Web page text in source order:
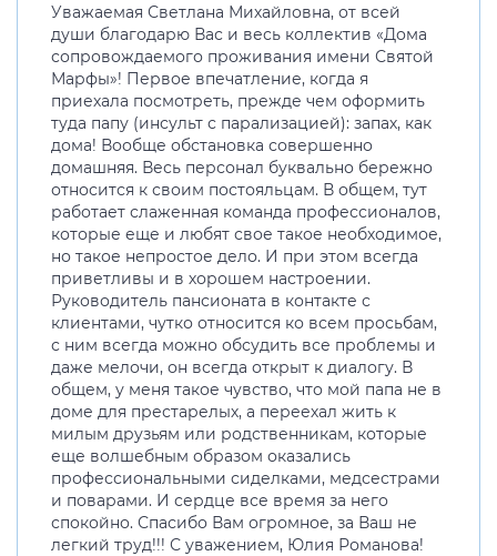
Уважаемая Светлана Михайловна, от всей
души благодарю Вас и весь коллектив «Дома
сопровождаемого проживания имени Святой
Марфы»! Первое впечатление, когда я
приехала посмотреть, прежде чем оформить
туда папу (инсульт с парализацией): запах, как
дома! Вообще обстановка совершенно
домашняя. Весь персонал буквально бережно
относится к своим постояльцам. В общем, тут
работает слаженная команда профессионалов,
которые еще и любят свое такое необходимое,
но такое непростое дело. И при этом всегда
приветливы и в хорошем настроении.
Руководитель пансионата в контакте с
клиентами, чутко относится ко всем просьбам,
с ним всегда можно обсудить все проблемы и
даже мелочи, он всегда открыт к диалогу. В
общем, у меня такое чувство, что мой папа не в
доме для престарелых, а переехал жить к
милым друзьям или родственникам, которые
еще волшебным образом оказались
профессиональными сиделками, медсестрами
и поварами. И сердце все время за него
спокойно. Спасибо Вам огромное, за Ваш не
легкий труд!!! С уважением, Юлия Романова!